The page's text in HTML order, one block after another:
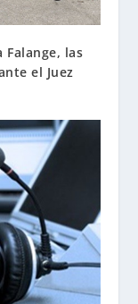
las
el Juez